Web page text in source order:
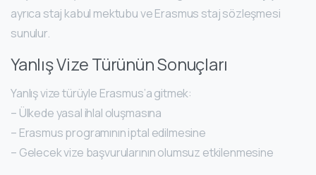
ayrıca staj kabul mektubu ve Erasmus staj sözleşmesi
sunulur.
Yanlış Vize Türünün Sonuçları
Yanlış vize türüyle Erasmus’a gitmek:
– Ülkede yasal ihlal oluşmasına
– Erasmus programının iptal edilmesine
– Gelecek vize başvurularının olumsuz etkilenmesine